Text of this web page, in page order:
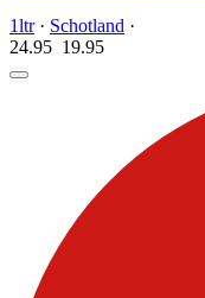
1ltr· Schotland ·
24.95 19.95